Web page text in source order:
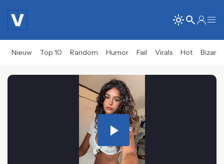
Nieuw Top 10 Random Humor Fail Virals Hot Bizar
Play
Video